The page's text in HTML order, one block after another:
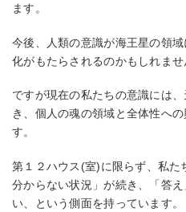
ます。
今後、人類の意識が海王星の領
化がもたらされるのかもしれませ
ですが現在の私たちの意識には
き、個人の魂の領域と全体性へ
す。
第１２ハウス(室)に限らず、私た
分からない状況」が続き、「答
い、という側面を持っています。